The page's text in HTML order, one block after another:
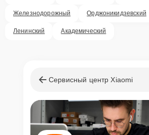
Железнодорожный Орджоникидзевский
Ленинский Академический
Сервисный центр Xiaomi